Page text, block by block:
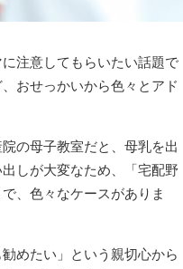
注意してもらいたい話題で
おせっかいから色々とアド
の母子教室だと、母乳を出
しが大変なため、「宅配野
、色々なケースがありま
めたい」という親切心から